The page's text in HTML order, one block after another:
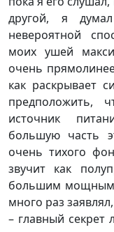
другой, я
невероятной
моих ушей
очень
как раскрывает
предположить,
источник
большую часть
очень тихого
звучит как
большим мощным
много раз
– главный